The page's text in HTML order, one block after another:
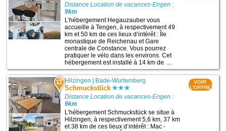
Distance Location de vacances-Engen :
9km
L’hébergement Hegauzauber vous
accueille à Tengen, à respectivement 49
km et 50 km de ces lieux d’intérêt : Île
monastique de Reichenau et Gare
centrale de Constance. Vous pourrez
pratiquer le vélo dans les environs. Cet
hébergement est installé à 14 km de ...
11 Hilzingen | Bade-Wurtemberg
Schmuckstück
Distance Location de vacances-Engen :
9km
L’hébergement Schmuckstück se situe à
Hilzingen, à respectivement 5,6 km, 37 km
et 38 km de ces lieux d’intérêt : Mac -
VOIR
L'OFFRE